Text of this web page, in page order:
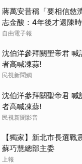
蔣萬安昔稱「要相信慈
志金酸：4年後才還陳
自由電子報
沈伯洋參拜關聖帝君
者高喊凍蒜!
民視新聞網
沈伯洋參拜關聖帝君
者高喊凍蒜!
民視新聞影音
【獨家】新北市長選
蘇巧慧總部主委
上報